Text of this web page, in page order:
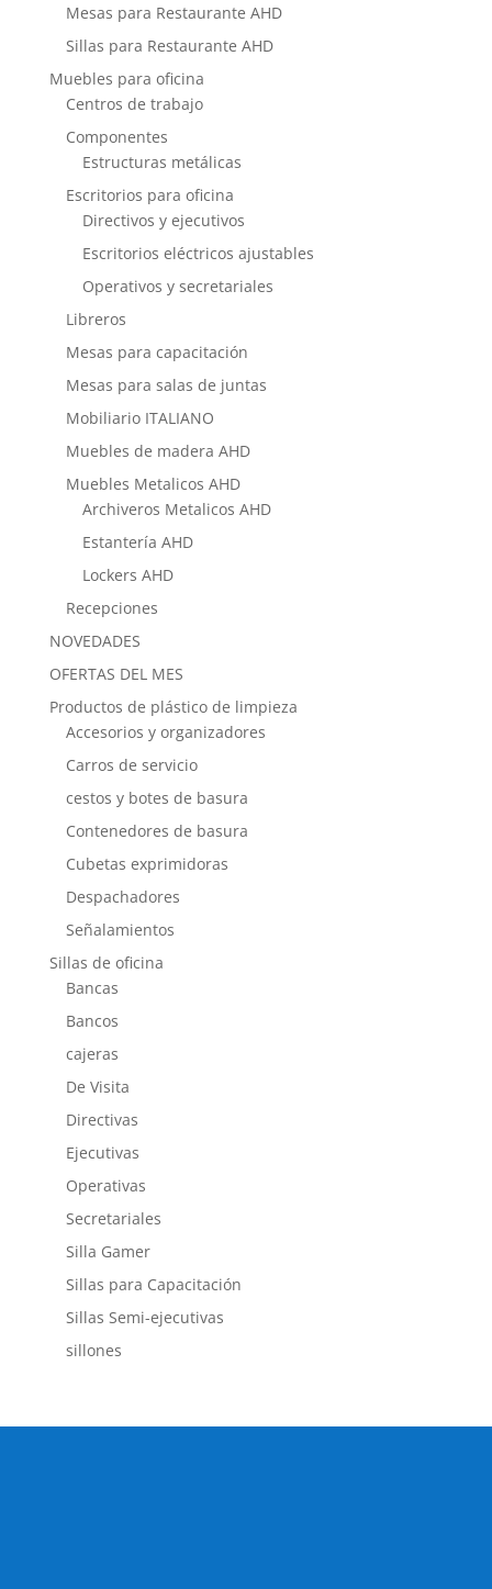
Mesas para Restaurante AHD
Sillas para Restaurante AHD
Muebles para oficina
Centros de trabajo
Componentes
Estructuras metálicas
Escritorios para oficina
Directivos y ejecutivos
Escritorios eléctricos ajustables
Operativos y secretariales
Libreros
Mesas para capacitación
Mesas para salas de juntas
Mobiliario ITALIANO
Muebles de madera AHD
Muebles Metalicos AHD
Archiveros Metalicos AHD
Estantería AHD
Lockers AHD
Recepciones
NOVEDADES
OFERTAS DEL MES
Productos de plástico de limpieza
Accesorios y organizadores
Carros de servicio
cestos y botes de basura
Contenedores de basura
Cubetas exprimidoras
Despachadores
Señalamientos
Sillas de oficina
Bancas
Bancos
cajeras
De Visita
Directivas
Ejecutivas
Operativas
Secretariales
Silla Gamer
Sillas para Capacitación
Sillas Semi-ejecutivas
sillones